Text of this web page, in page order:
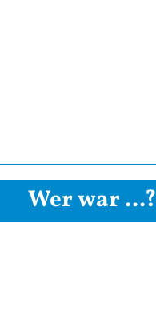
Wer war ...?